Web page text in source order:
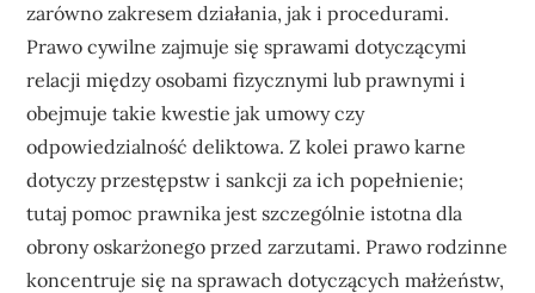
zarówno zakresem działania, jak i procedurami.
Prawo cywilne zajmuje się sprawami dotyczącymi
relacji między osobami fizycznymi lub prawnymi i
obejmuje takie kwestie jak umowy czy
odpowiedzialność deliktowa. Z kolei prawo karne
dotyczy przestępstw i sankcji za ich popełnienie;
tutaj pomoc prawnika jest szczególnie istotna dla
obrony oskarżonego przed zarzutami. Prawo rodzinne
koncentruje się na sprawach dotyczących małżeństw,